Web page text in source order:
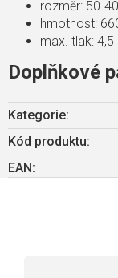
rozměr: 50-
hmotnost:
max. tlak:
Doplňkové
Kategorie:
Kód produktu:
EAN: